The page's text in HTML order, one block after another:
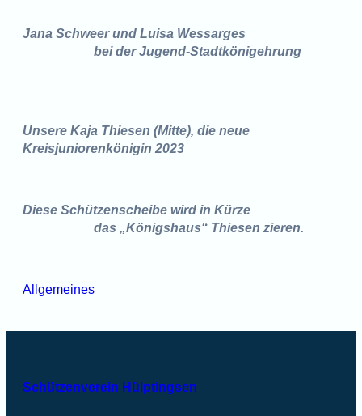
Jana Schweer und Luisa Wessarges
bei der Jugend-Stadtkönigehrung
Unsere Kaja Thiesen (Mitte), die neue
Kreisjuniorenkönigin 2023
Diese Schützenscheibe wird in Kürze
das „Königshaus“ Thiesen zieren.
Allgemeines
Schützenverein Hülptingsen